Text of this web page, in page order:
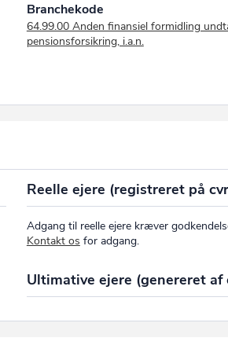
Branchekode
64.99.00 Anden finansiel formidling
pensionsforsikring, i.a.n.
Reelle ejere (registreret på
Adgang til reelle ejere kræver
Kontakt os for adgang.
Ultimative ejere (genereret af